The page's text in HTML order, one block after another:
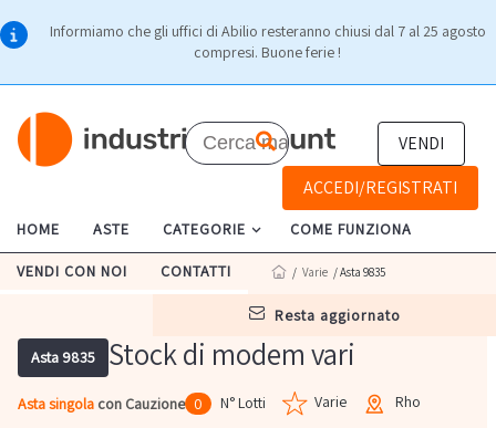
Informiamo che gli uffici di Abilio resteranno chiusi dal 7 al 25 agosto
compresi. Buone ferie !
VENDI
ACCEDI/REGISTRATI
HOME ASTE CATEGORIE COME FUNZIONA
VENDI CON NOI CONTATTI
resta aggiornato
/ Varie / Asta 9835
Asta 9835 Stock di modem vari
Asta singola con Cauzione 0 N° Lotti Varie
Rho